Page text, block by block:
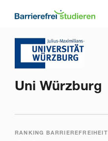
Uni Würzburg
RANKING BARRIEREFREIHEIT